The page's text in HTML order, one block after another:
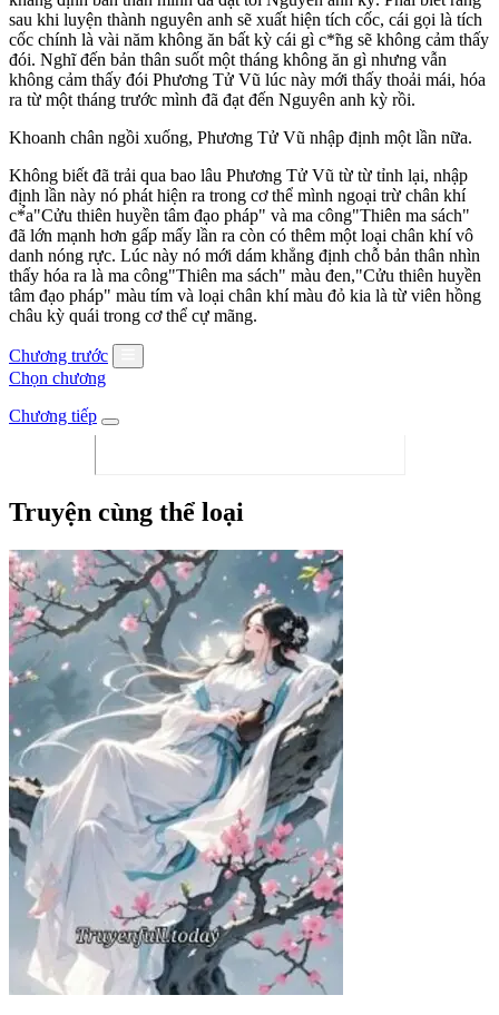
sau khi luyện thành nguyên anh sẽ xuất hiện tích cốc, cái gọi là tích
cốc chính là vài năm không ăn bất kỳ cái gì c*̃ng sẽ không cảm thấy
đói. Nghĩ đến bản thân suốt một tháng không ăn gì nhưng vẫn
không cảm thấy đói Phương Tử Vũ lúc này mới thấy thoải mái, hóa
ra từ một tháng trước mình đã đạt đến Nguyên anh kỳ rồi.
Khoanh chân ngồi xuống, Phương Tử Vũ nhập định một lần nữa.
Không biết đã trải qua bao lâu Phương Tử Vũ từ từ tỉnh lại, nhập
định lần này nó phát hiện ra trong cơ thể mình ngoại trừ chân khí
c*̉a"Cửu thiên huyền tâm đạo pháp" và ma công"Thiên ma sách"
đã lớn mạnh hơn gấp mấy lần ra còn có thêm một loại chân khí vô
danh nóng rực. Lúc này nó mới dám khẳng định chỗ bản thân nhìn
thấy hóa ra là ma công"Thiên ma sách" màu đen,"Cửu thiên huyền
tâm đạo pháp" màu tím và loại chân khí màu đỏ kia là từ viên hồng
châu kỳ quái trong cơ thể cự mãng.
Chương trước
Chọn chương
Chương tiếp
Truyện cùng thể loại